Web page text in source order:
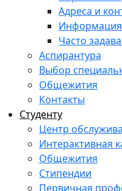
Адреса и
Информация
Часто
Аспирантура
Выбор
Общежития
Контакты
Студенту
Центр
Интерактивная
Общежития
Стипендии
Первичная